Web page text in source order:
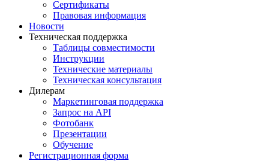
Сертификаты
Правовая информация
Новости
Техническая поддержка
Таблицы совместимости
Инструкции
Технические материалы
Техническая консультация
Дилерам
Маркетинговая поддержка
Запрос на API
Фотобанк
Презентации
Обучение
Регистрационная форма